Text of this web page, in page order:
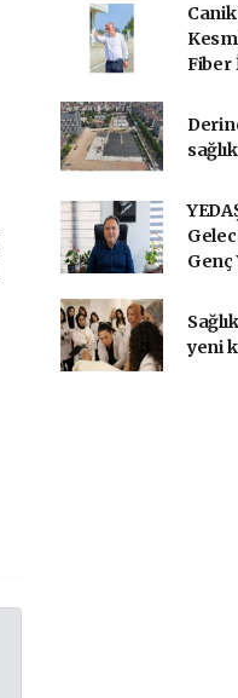
Fiber
Genç
yeni